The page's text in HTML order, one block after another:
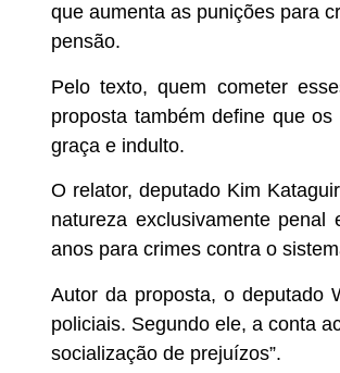
que aumenta as punições para
pensão.
Pelo texto, quem cometer
proposta também define que
graça e indulto.
O relator, deputado Kim
natureza exclusivamente
anos para crimes contra o
Autor da proposta, o deputado
policiais. Segundo ele, a conta
socialização de prejuízos”.